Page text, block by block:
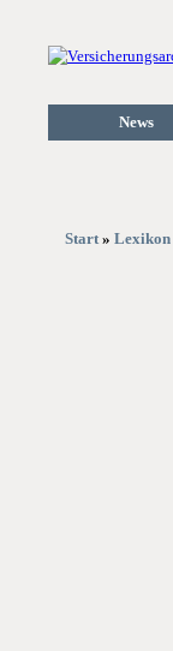
News
Start» Lexikon